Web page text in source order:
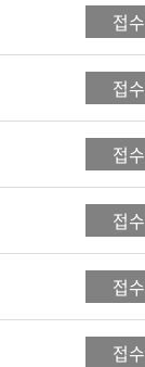
접수
접수
접수
접수
접수
접수